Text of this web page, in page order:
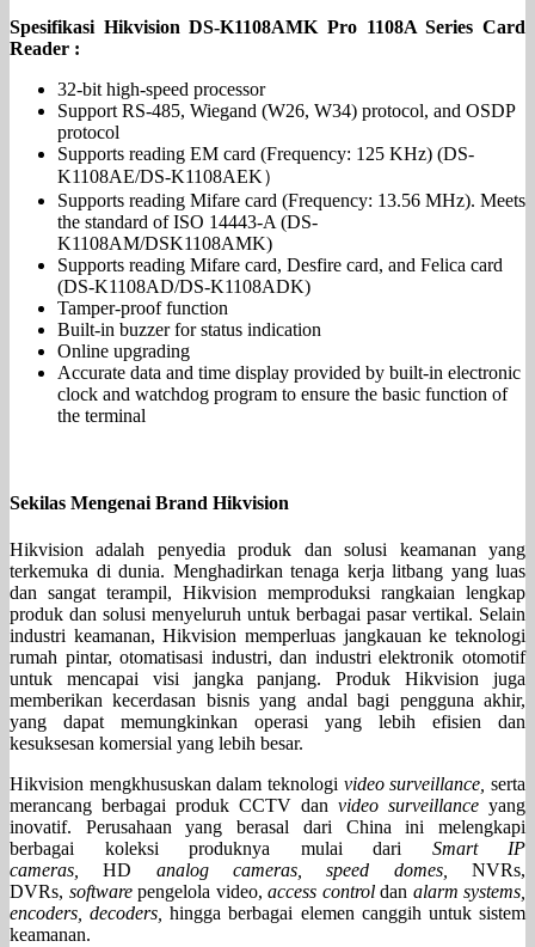
Spesifikasi Hikvision DS-K1108AMK Pro 1108A Series Card
Reader :
32-bit high-speed processor
Support RS-485, Wiegand (W26, W34) protocol, and OSDP
protocol
Supports reading EM card (Frequency: 125 KHz) (DS-
K1108AE/DS-K1108AEK）
Supports reading Mifare card (Frequency: 13.56 MHz). Meets
the standard of ISO 14443-A (DS-
K1108AM/DSK1108AMK)
Supports reading Mifare card, Desfire card, and Felica card
(DS-K1108AD/DS-K1108ADK)
Tamper-proof function
Built-in buzzer for status indication
Online upgrading
Accurate data and time display provided by built-in electronic
clock and watchdog program to ensure the basic function of
the terminal
Sekilas Mengenai Brand Hikvision
Hikvision adalah penyedia produk dan solusi keamanan yang
terkemuka di dunia. Menghadirkan tenaga kerja litbang yang luas
dan sangat terampil, Hikvision memproduksi rangkaian lengkap
produk dan solusi menyeluruh untuk berbagai pasar vertikal. Selain
industri keamanan, Hikvision memperluas jangkauan ke teknologi
rumah pintar, otomatisasi industri, dan industri elektronik otomotif
untuk mencapai visi jangka panjang. Produk Hikvision juga
memberikan kecerdasan bisnis yang andal bagi pengguna akhir,
yang dapat memungkinkan operasi yang lebih efisien dan
kesuksesan komersial yang lebih besar.
Hikvision mengkhususkan dalam teknologi video surveillance, serta
merancang berbagai produk CCTV dan video surveillance yang
inovatif. Perusahaan yang berasal dari China ini melengkapi
berbagai koleksi produknya mulai dari Smart IP
cameras, HD analog cameras, speed domes, NVRs,
DVRs, softwarepengelola video, access controldan alarm systems,
encoders, decoders, hingga berbagai elemen canggih untuk sistem
keamanan.